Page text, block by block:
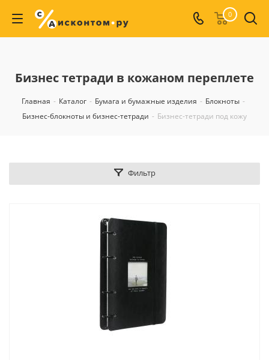
0
Бизнес тетради в кожаном переплете
Главная - Каталог - Бумага и бумажные изделия - Блокноты -
Бизнес-блокноты и бизнес-тетради - Бизнес-тетради под кожу
Фильтр